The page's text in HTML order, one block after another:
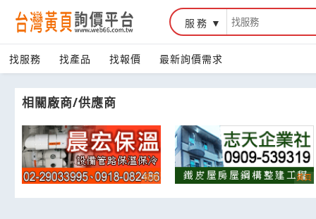
台灣黃頁詢價平台
服務
找服務 找產品 找報價 最新詢價需求
相關廠商/供應商